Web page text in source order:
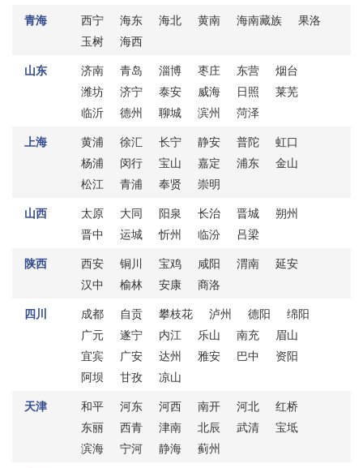
青海
西宁 海东 海北 黄南 海南藏族
果洛
玉树
海西
山东
济南 青岛 淄博 枣庄 东营
烟台
潍坊
济宁 泰安 威海 日照
莱芜
临沂
德州 聊城 滨州
菏泽
上海
黄浦 徐汇 长宁 静安 普陀
虹口
杨浦
闵行 宝山 嘉定 浦东
金山
松江
青浦 奉贤
崇明
山西
太原 大同 阳泉 长治 晋城
朔州
晋中
运城 忻州 临汾
吕梁
陕西
西安 铜川 宝鸡 咸阳 渭南
延安
汉中
榆林 安康
商洛
四川
成都 自贡 攀枝花 泸州 德阳
绵阳
广元
遂宁 内江 乐山 南充
眉山
宜宾
广安 达州 雅安 巴中
资阳
阿坝
甘孜
凉山
天津
和平 河东 河西 南开 河北
红桥
东丽
西青 津南 北辰 武清
宝坻
滨海
宁河 静海
蓟州